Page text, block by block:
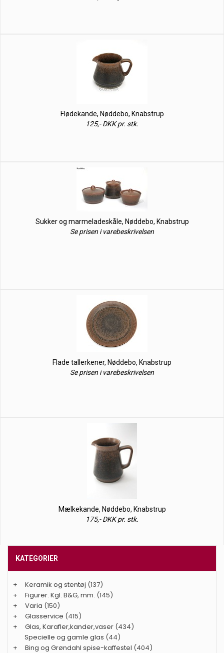
Flødekande, Nøddebo, Knabstrup
125,- DKK pr. stk.
Sukker og marmeladeskåle, Nøddebo, Knabstrup
Se prisen i varebeskrivelsen
Flade tallerkener, Nøddebo, Knabstrup
Se prisen i varebeskrivelsen
Mælkekande, Nøddebo, Knabstrup
175,- DKK pr. stk.
KATEGORIER
+ Keramik og stentøj (137)
+
Figurer. Kgl. B&G, mm. (145)
+
Varia (150)
+
Glasservice (415)
+
Glas, Karafler,kander,vaser (434)
Specielle og gamle glas (44)
+
Bing og Grøndahl spise-kaffestel (404)